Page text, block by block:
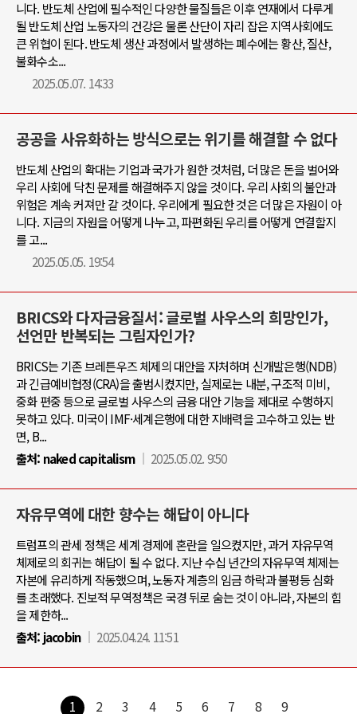
니다. 반도체 산업에 필수적인 다양한 물질들은 이후 연재에서 다루게
될 반도체 산업 노동자의 건강은 물론 산단이 자리 잡은 지역사회에도
큰 위협이 된다. 반도체 생산 과정에서 발생하는 폐수에는 황산, 질산,
불화수소...
2025.05.07. 14:33
공공을 사유화하는 방식으로는 위기를 해결할 수 없다
반도체 산업의 확대는 기업과 국가가 원한 것처럼, 더 많은 돈을 벌어와
우리 사회에 닥친 문제를 해결해주지 않을 것이다. 우리 사회의 불안과
위험은 계속 커져만 갈 것이다. 우리에게 필요한 것은 더 많은 자원이 아
니다. 지금의 자원을 어떻게 나누고, 파편화된 우리를 어떻게 연결할지
를 고...
2025.05.05. 19:54
BRICS와 다자금융질서: 글로벌 사우스의 희망인가,
선언만 반복되는 그림자인가?
BRICS는 기존 브레튼우즈 체제의 대안을 자처하며 신개발은행(NDB)
과 긴급예비협정(CRA)을 출범시켰지만, 실제로는 내분, 구조적 미비,
중화 편중 등으로 글로벌 사우스의 금융 대안 기능을 제대로 수행하지
못하고 있다. 미국이 IMF·세계은행에 대한 지배력을 고수하고 있는 반
면, B...
출처: naked capitalism 2025.05.02. 9:50
자유무역에 대한 향수는 해답이 아니다
트럼프의 관세 정책은 세계 경제에 혼란을 일으켰지만, 과거 자유무역
체제로의 회귀는 해답이 될 수 없다. 지난 수십 년간의 자유무역 체제는
자본에 유리하게 작동했으며, 노동자 계층의 임금 하락과 불평등 심화
를 초래했다. 진보적 무역정책은 국경 뒤로 숨는 것이 아니라, 자본의 힘
을 제한하...
출처: jacobin 2025.04.24. 11:51
1 2 3 4 5 6 7 8 9